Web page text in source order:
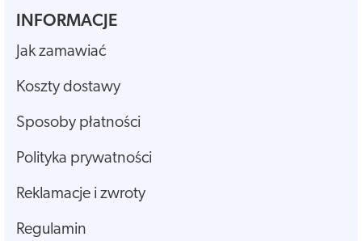
INFORMACJE
Jak zamawiać
Koszty dostawy
Sposoby płatności
Polityka prywatności
Reklamacje i zwroty
Regulamin